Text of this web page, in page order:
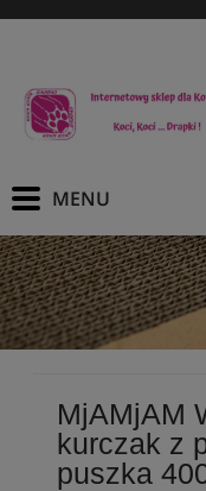
MjAMjAM
kurczak z
puszka